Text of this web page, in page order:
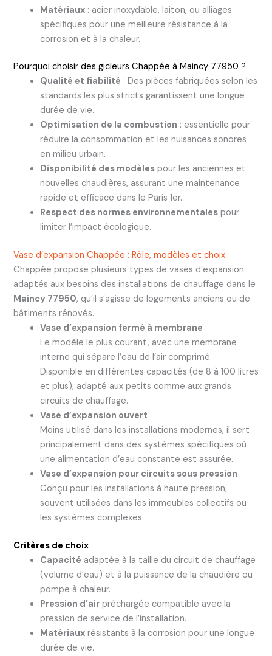
Matériaux: acier inoxydable, laiton, ou alliages
spécifiques pour une meilleure résistance à la
corrosion et à la chaleur.
Pourquoi choisir des gicleurs Chappée à Maincy 77950 ?
Qualité et fiabilité : Des pièces fabriquées selon les
standards les plus stricts garantissent une longue
durée de vie.
Optimisation de la combustion : essentielle pour
réduire la consommation et les nuisances sonores
en milieu urbain.
Disponibilité des modèlespour les anciennes et
nouvelles chaudières, assurant une maintenance
rapide et efficace dans le Paris 1er.
Respect des normes environnementalespour
limiter l’impact écologique.
Vase d’expansion Chappée : Rôle, modèles et choix
Chappée propose plusieurs types de vases d’expansion
adaptés aux besoins des installations de chauffage dans le
Maincy 77950, qu’il s’agisse de logements anciens ou de
bâtiments rénovés.
Vase d’expansion fermé à membrane
Le modèle le plus courant, avec une membrane
interne qui sépare l’eau de l’air comprimé.
Disponible en différentes capacités (de 8 à 100 litres
et plus), adapté aux petits comme aux grands
circuits de chauffage.
Vase d’expansion ouvert
Moins utilisé dans les installations modernes, il sert
principalement dans des systèmes spécifiques où
une alimentation d’eau constante est assurée.
Vase d’expansion pour circuits sous pression
Conçu pour les installations à haute pression,
souvent utilisées dans les immeubles collectifs ou
les systèmes complexes.
Critères de choix
Capacité adaptée à la taille du circuit de chauffage
(volume d’eau) et à la puissance de la chaudière ou
pompe à chaleur.
Pression d’airpréchargée compatible avec la
pression de service de l’installation.
Matériauxrésistants à la corrosion pour une longue
durée de vie.